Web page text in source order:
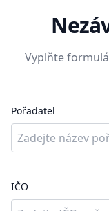
Vyplňte
Pořadatel
IČO